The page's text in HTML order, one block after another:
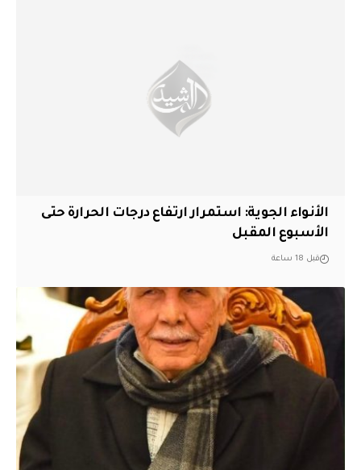
الأنواء الجوية: استمرار ارتفاع درجات الحرارة حتى
الأسبوع المقبل
قبل 18 ساعة